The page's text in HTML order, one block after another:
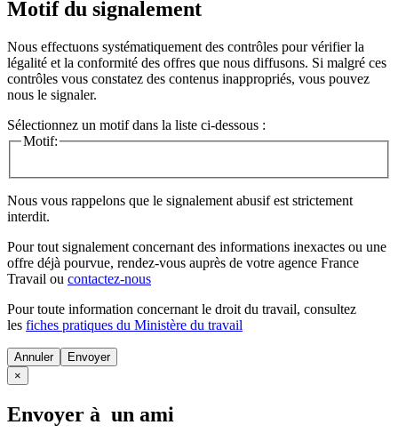
Motif du signalement
Nous effectuons systématiquement des contrôles pour vérifier la
légalité et la conformité des offres que nous diffusons. Si malgré ces
contrôles vous constatez des contenus inappropriés, vous pouvez
nous le signaler.
Sélectionnez un motif dans la liste ci-dessous :
Motif:
Nous vous rappelons que le signalement abusif est strictement
interdit.
Pour tout signalement concernant des informations inexactes ou une
offre déjà pourvue, rendez-vous auprès de votre agence France
Travail ou contactez-nous
Pour toute information concernant le droit du travail, consultez
les fiches pratiques du Ministère du travail
Annuler
×
Envoyer à un ami